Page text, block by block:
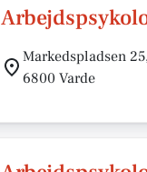
Markedspladsen
6800 Varde